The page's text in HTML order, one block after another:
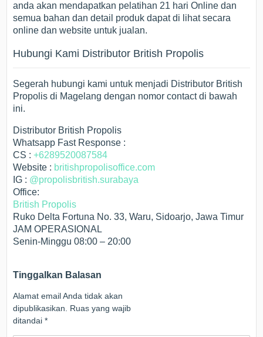
anda akan mendapatkan pelatihan 21 hari Online dan
semua bahan dan detail produk dapat di lihat secara
online dan website untuk jualan.
Hubungi Kami Distributor British Propolis
Segerah hubungi kami untuk menjadi Distributor British
Propolis di Magelang dengan nomor contact di bawah
ini.
Distributor British Propolis
Whatsapp Fast Response :
CS :+6289520087584
Website : britishpropolisoffice.com
IG : @propolisbritish.surabaya
Office:
British Propolis
Ruko Delta Fortuna No. 33, Waru, Sidoarjo, Jawa Timur
JAM OPERASIONAL
Senin-Minggu 08:00 – 20:00
Tinggalkan Balasan
Alamat email Anda tidak akan
dipublikasikan.
Ruas yang wajib
ditandai*